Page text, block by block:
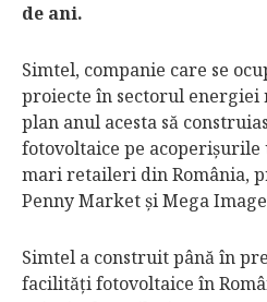
de ani.
Simtel, companie care se
proiecte în sectorul
plan anul acesta să
foto­vol­tai­ce pe
mari re­tai­leri din România,
Pen­ny Market şi Mega
Simtel a construit până în
facilităţi fotovoltaice în